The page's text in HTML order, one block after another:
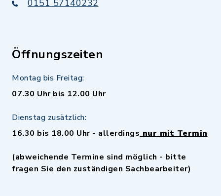
0151 57140232
Öffnungszeiten
Montag bis Freitag:
07.30 Uhr bis 12.00 Uhr
Dienstag zusätzlich:
16.30 bis 18.00 Uhr - allerdings nur mit Termin
(abweichende Termine sind möglich - bitte
fragen Sie den zuständigen Sachbearbeiter)